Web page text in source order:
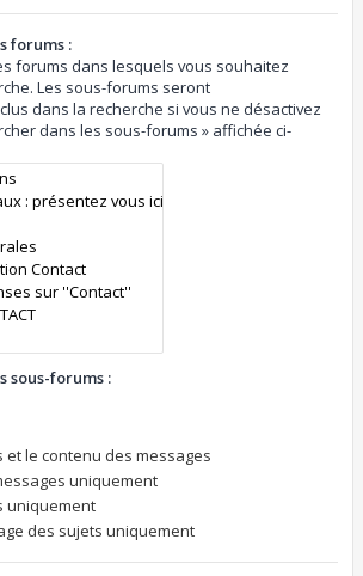
forums :
forums dans lesquels vous souhaitez
Les sous-forums seront
dans la recherche si vous ne désactivez
dans les sous-forums » affichée ci-
sous-forums :
et le contenu des messages
uniquement
uniquement
des sujets uniquement